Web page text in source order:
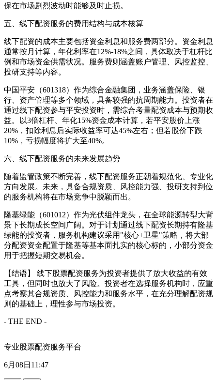
保在市场剧烈波动时能够及时止损。
五、线下配资服务的费用结构与成本核算
线下配资的成本主要包括资金利息和服务费两部分。资金利息
通常按月计算，年化利率在12%-18%之间，具体取决于杠杆比
例和市场资金供需状况。服务费则涵盖账户管理、风控监控、
投研支持等内容。
中国平安（601318）作为综合金融集团，业务涵盖保险、银
行、资产管理等多个领域，具备较强的抗周期能力。投资者在
通过线下配资参与平安投资时，需综合考量配资成本与预期收
益。以3倍杠杆、年化15%资金成本计算，若平安股价上涨
20%，扣除利息后实际收益率可达45%左右；但若股价下跌
10%，亏损幅度将扩大至40%。
六、线下配资服务的未来发展趋势
随着监管政策不断完善，线下配资服务正朝着规范化、专业化
方向发展。未来，具备合规资质、风控能力强、投研支持到位
的服务机构将在市场竞争中脱颖而出。
隆基绿能（601012）作为光伏组件龙头，在全球能源转型大背
景下长期成长空间广阔。对于计划通过线下配资长期持有隆基
绿能的投资者，服务机构建议采用"核心+卫星"策略，将大部
分配资资金配置于隆基等基本面扎实的核心标的，小部分资金
用于把握短期交易机会。
【结语】 线下股票配资服务为投资者提供了放大收益的有效
工具，但同时也放大了风险。投资者在选择服务机构时，应重
点考察其合规资质、风控能力和服务水平，在充分理解配资规
则的基础上，理性参与市场投资。
- THE END -
专业股票配资服务平台
6月08日11:47